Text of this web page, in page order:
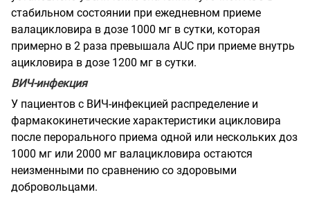
стабильном состоянии при ежедневном приеме
валацикловира в дозе 1000 мг в сутки, которая
примерно в 2 раза превышала AUC при приеме внутрь
ацикловира в дозе 1200 мг в сутки.
ВИЧ-инфекция
У пациентов с ВИЧ-инфекцией распределение и
фармакокинетические характеристики ацикловира
после перорального приема одной или нескольких доз
1000 мг или 2000 мг валацикловира остаются
неизменными по сравнению со здоровыми
добровольцами.